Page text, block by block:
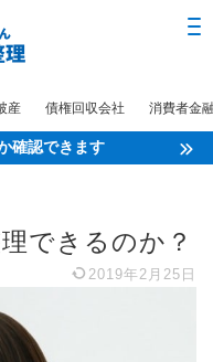
産 債権回収会社 消費者金
確認できます
できるのか？
2019年2月25日